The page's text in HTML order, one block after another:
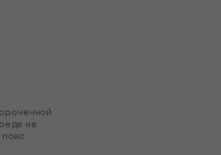
на